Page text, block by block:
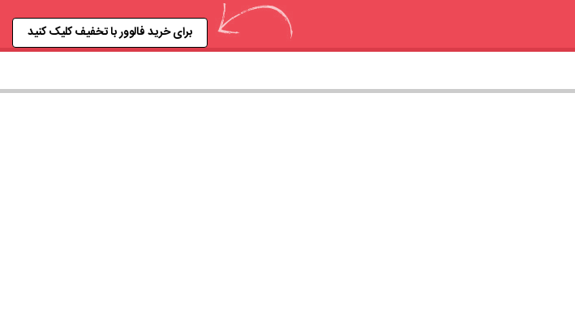
برای خرید فالوور با تخفیف کلیک کنید